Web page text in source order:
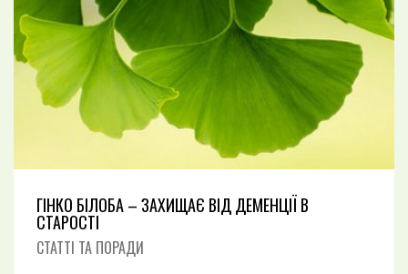
СТАТТІ ТА ПОРАДИ
НАШІ КОНТАКТИ
УКРАЇНСЬКА
Ціни на проживання
ГІНКО БІЛОБА – ЗАХИЩАЄ ВІД ДЕМЕНЦІЇ В
СТАРОСТІ
СТАТТІ ТА ПОРАДИ